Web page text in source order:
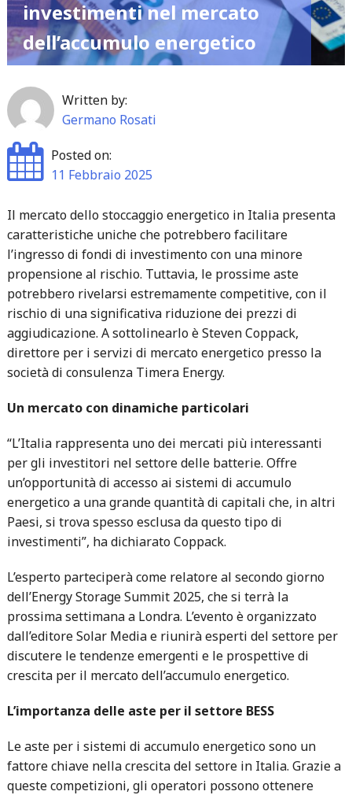
investimenti nel mercato
dell’accumulo energetico
Written by:
Germano Rosati
Posted on:
11 Febbraio 2025
Il mercato dello stoccaggio energetico in Italia presenta
caratteristiche uniche che potrebbero facilitare
l’ingresso di fondi di investimento con una minore
propensione al rischio. Tuttavia, le prossime aste
potrebbero rivelarsi estremamente competitive, con il
rischio di una significativa riduzione dei prezzi di
aggiudicazione. A sottolinearlo è Steven Coppack,
direttore per i servizi di mercato energetico presso la
società di consulenza Timera Energy.
Un mercato con dinamiche particolari
“L’Italia rappresenta uno dei mercati più interessanti
per gli investitori nel settore delle batterie. Offre
un’opportunità di accesso ai sistemi di accumulo
energetico a una grande quantità di capitali che, in altri
Paesi, si trova spesso esclusa da questo tipo di
investimenti”, ha dichiarato Coppack.
L’esperto parteciperà come relatore al secondo giorno
dell’Energy Storage Summit 2025, che si terrà la
prossima settimana a Londra. L’evento è organizzato
dall’editore Solar Media e riunirà esperti del settore per
discutere le tendenze emergenti e le prospettive di
crescita per il mercato dell’accumulo energetico.
L’importanza delle aste per il settore BESS
Le aste per i sistemi di accumulo energetico sono un
fattore chiave nella crescita del settore in Italia. Grazie a
queste competizioni, gli operatori possono ottenere